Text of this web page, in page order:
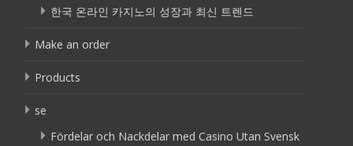
한국 온라인 카지노의 성장과 최신 트렌드
Make an order
Products
se
Fördelar och Nackdelar med Casino Utan Svensk